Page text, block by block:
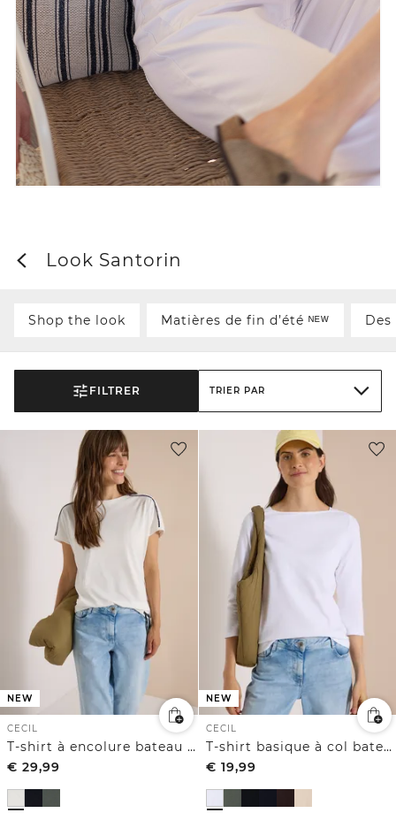
Look Santorin
Shop the look Matières de fin d’été ᴺᴱᵂ
FILTRER TRIER PAR
NEW
CECIL
T-shirt à encolure bateau avec passepoil léopard
€ 29,99
NEW
CECIL
T-shirt basique à col bateau
€ 19,99